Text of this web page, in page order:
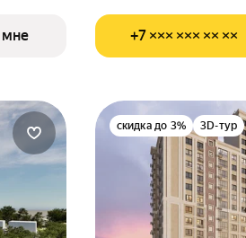
мне +7 ××× ××× ×× ××
скидка до 3% 3D-тур